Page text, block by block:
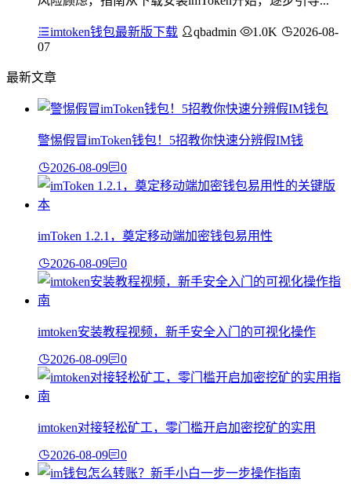
imtoken钱包最新版下载 qbadmin 1.0K
2026-08-
07
最新文章
警惕假冒imToken钱包！5招教你快速分辨假IM钱
2026-08-09 0
imToken 1.2.1，奠定移动端加密钱包易用性
2026-08-09 0
imtoken安装教程视频，新手安全入门的可视化操作
2026-08-09 0
imtoken对接轻松矿工，零门槛开启加密挖矿的实用
2026-08-09 0